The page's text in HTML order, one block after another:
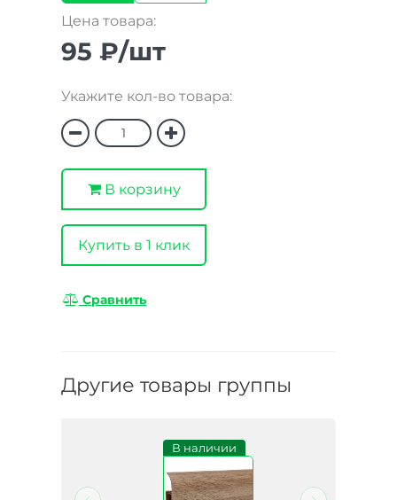
Цена товара:
95 ₽/шт
Укажите кол-во товара:
В корзину
Купить в 1 клик
Сравнить
Другие товары группы
В наличии